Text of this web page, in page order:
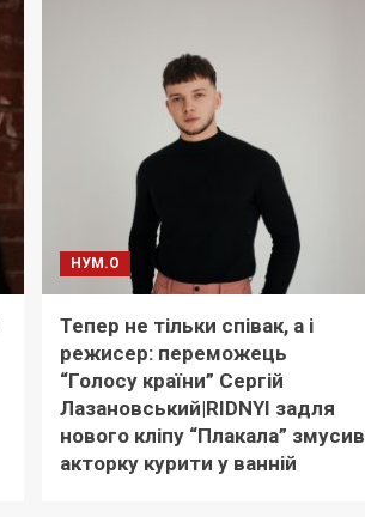
НУМ.О
Тепер не тільки співак, а і
режисер: переможець
“Голосу країни” Сергій
Лазановський|RIDNYI задля
нового кліпу “Плакала” змусив
акторку курити у ванній